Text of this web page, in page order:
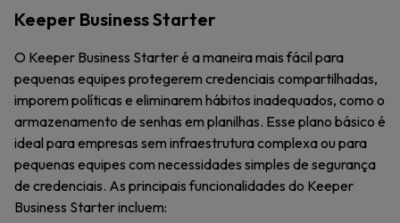
Keeper Business Starter
O Keeper Business Starter é a maneira mais fácil para
pequenas equipes protegerem credenciais compartilhadas,
imporem políticas e eliminarem hábitos inadequados, como o
armazenamento de senhas em planilhas. Esse plano básico é
ideal para empresas sem infraestrutura complexa ou para
pequenas equipes com necessidades simples de segurança
de credenciais. As principais funcionalidades do Keeper
Business Starter incluem: